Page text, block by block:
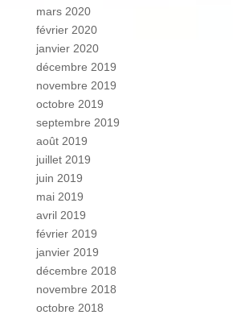
mars 2020
février 2020
janvier 2020
décembre 2019
novembre 2019
octobre 2019
septembre 2019
août 2019
juillet 2019
juin 2019
mai 2019
avril 2019
février 2019
janvier 2019
décembre 2018
novembre 2018
octobre 2018